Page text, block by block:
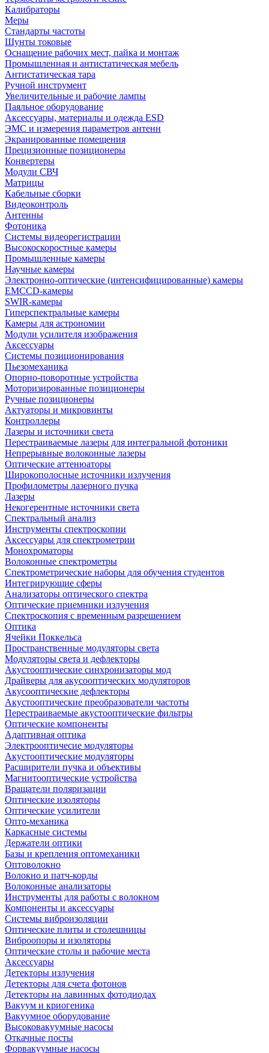
Калибраторы
Меры
Стандарты частоты
Шунты токовые
Оснащение рабочих мест, пайка и монтаж
Промышленная и антистатическая мебель
Антистатическая тара
Ручной инструмент
Увеличительные и рабочие лампы
Паяльное оборудование
Аксессуары, материалы и одежда ESD
ЭМС и измерения параметров антенн
Экранированные помещения
Прецизионные позиционеры
Конвертеры
Модули СВЧ
Матрицы
Кабельные сборки
Видеоконтроль
Антенны
Фотоника
Cистемы видеорегистрации
Высокоскоростные камеры
Промышленные камеры
Научные камеры
Электронно-оптические (интенсифицированные) камеры
EMCCD-камеры
SWIR-камеры
Гиперспектральные камеры
Камеры для астрономии
Модули усилителя изображения
Аксессуары
Системы позиционирования
Пьезомеханика
Опорно-поворотные устройства
Моторизированные позиционеры
Ручные позиционеры
Актуаторы и микровинты
Контроллеры
Лазеры и источники света
Перестраиваемые лазеры для интегральной фотоники
Непрерывные волоконные лазеры
Оптические аттенюаторы
Широкополосные источники излучения
Профилометры лазерного пучка
Лазеры
Некогерентные источники света
Спектральный анализ
Инструменты спектроскопии
Аксессуары для спектрометрии
Монохроматоры
Волоконные спектрометры
Спектрометрические наборы для обучения студентов
Интегрирующие сферы
Анализаторы оптического спектра
Оптические приемники излучения
Спектроскопия с временным разрешением
Оптика
Ячейки Поккельса
Пространственные модуляторы света
Модуляторы света и дефлекторы
Акустооптические синхронизаторы мод
Драйверы для акусооптических модуляторов
Акусооптические дефлекторы
Акустооптические преобразователи частоты
Перестраиваемые акустооптические фильтры
Оптические компоненты
Адаптивная оптика
Электрооптичесие модуляторы
Акустооптические модуляторы
Расширители пучка и объективы
Магнитооптические устройства
Вращатели поляризации
Оптические изоляторы
Оптические усилители
Опто-механика
Каркасные системы
Держатели оптики
Базы и крепления оптомеханики
Оптоволокно
Волокно и патч-корды
Волоконные анализаторы
Инструменты для работы с волокном
Компоненты и аксессуары
Системы виброизоляции
Оптические плиты и столешницы
Виброопоры и изоляторы
Оптические столы и рабочие места
Аксессуары
Детекторы излучения
Детекторы для счета фотонов
Детекторы на лавинных фотодиодах
Вакуум и криогеника
Вакуумное оборудование
Высоковакуумные насосы
Откачные посты
Форвакуумные насосы